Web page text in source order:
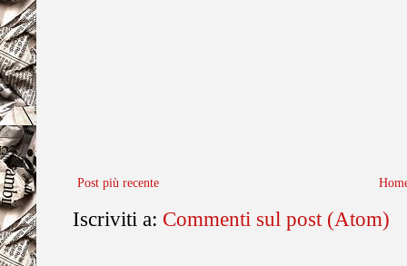
Post più recente
Iscriviti a: Commenti sul post (Atom)